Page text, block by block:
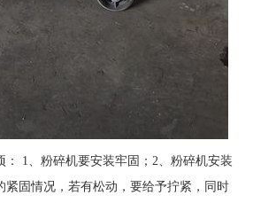
： 1、粉碎机要安装牢固；2、粉碎机安装
紧固情况，若有松动，要给予拧紧，同时